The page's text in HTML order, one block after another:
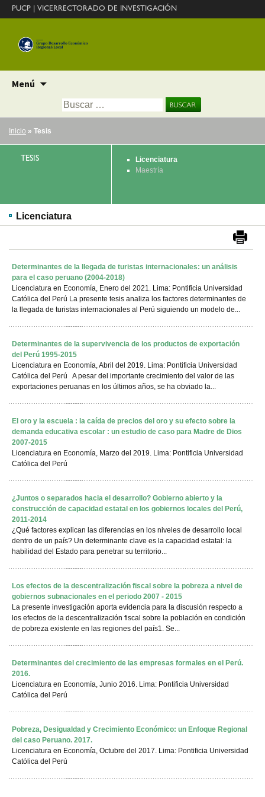
PUCP VICERRECTORADO DE INVESTIGACIÓN
Menú
contenido
Buscar:
Inicio » Tesis
TESIS
Licenciatura
Maestría
Licenciatura
Determinantes de la llegada de turistas internacionales: un análisis
para el caso peruano (2004-2018)
Licenciatura en Economía, Enero del 2021. Lima: Pontificia Universidad
Católica del Perú La presente tesis analiza los factores determinantes de
la llegada de turistas internacionales al Perú siguiendo un modelo de...
Determinantes de la supervivencia de los productos de exportación
del Perú 1995-2015
Licenciatura en Economía, Abril del 2019. Lima: Pontificia Universidad
Católica del Perú A pesar del importante crecimiento del valor de las
exportaciones peruanas en los últimos años, se ha obviado la...
El oro y la escuela : la caída de precios del oro y su efecto sobre la
demanda educativa escolar : un estudio de caso para Madre de Dios
2007-2015
Licenciatura en Economía, Marzo del 2019. Lima: Pontificia Universidad
Católica del Perú
¿Juntos o separados hacia el desarrollo? Gobierno abierto y la
construcción de capacidad estatal en los gobiernos locales del Perú,
2011-2014
¿Qué factores explican las diferencias en los niveles de desarrollo local
dentro de un país? Un determinante clave es la capacidad estatal: la
habilidad del Estado para penetrar su territorio...
Los efectos de la descentralización fiscal sobre la pobreza a nivel de
gobiernos subnacionales en el periodo 2007 - 2015
La presente investigación aporta evidencia para la discusión respecto a
los efectos de la descentralización fiscal sobre la población en condición
de pobreza existente en las regiones del país1. Se...
Determinantes del crecimiento de las empresas formales en el Perú.
2016.
Licenciatura en Economía, Junio 2016. Lima: Pontificia Universidad
Católica del Perú
Pobreza, Desigualdad y Crecimiento Económico: un Enfoque Regional
del caso Peruano. 2017.
Licenciatura en Economía, Octubre del 2017. Lima: Pontificia Universidad
Católica del Perú